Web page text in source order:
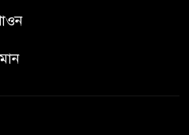
সংবাদ সংগ্রহে করতে গেলে